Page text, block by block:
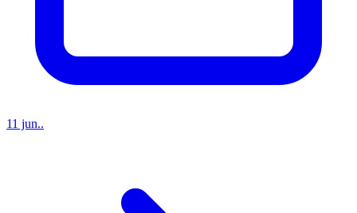
11 jun..